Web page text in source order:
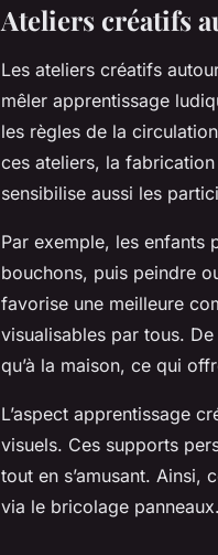
Ateliers créatifs
Les ateliers créatifs
mêler apprentissage
les règles de la
ces ateliers, la
sensibilise aussi les
Par exemple, les enfants
bouchons, puis peindre
favorise une meilleure
visualisables par tous.
qu’à la maison, ce qui
L’aspect apprentissage
visuels. Ces supports
tout en s’amusant. Ainsi,
via le bricolage panneaux.